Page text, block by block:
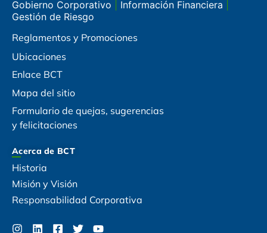
Gobierno Corporativo
Información Financiera
Gestión de Riesgo
Reglamentos y Promociones
Ubicaciones
Enlace BCT
Mapa del sitio
Formulario de quejas, sugerencias
y felicitaciones
Acerca de BCT
Historia
Misión y Visión
Responsabilidad Corporativa